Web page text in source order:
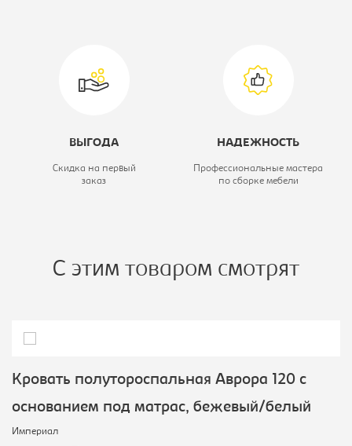
основанием под
ВЫГОДА
Скидка на первый
заказ
НАДЕЖНОСТЬ
Профессиональные мастера
по сборке мебели
С этим товаром смотрят
Кровать полутороспальная Аврора 120 с
основанием под матрас, бежевый/белый
Империал